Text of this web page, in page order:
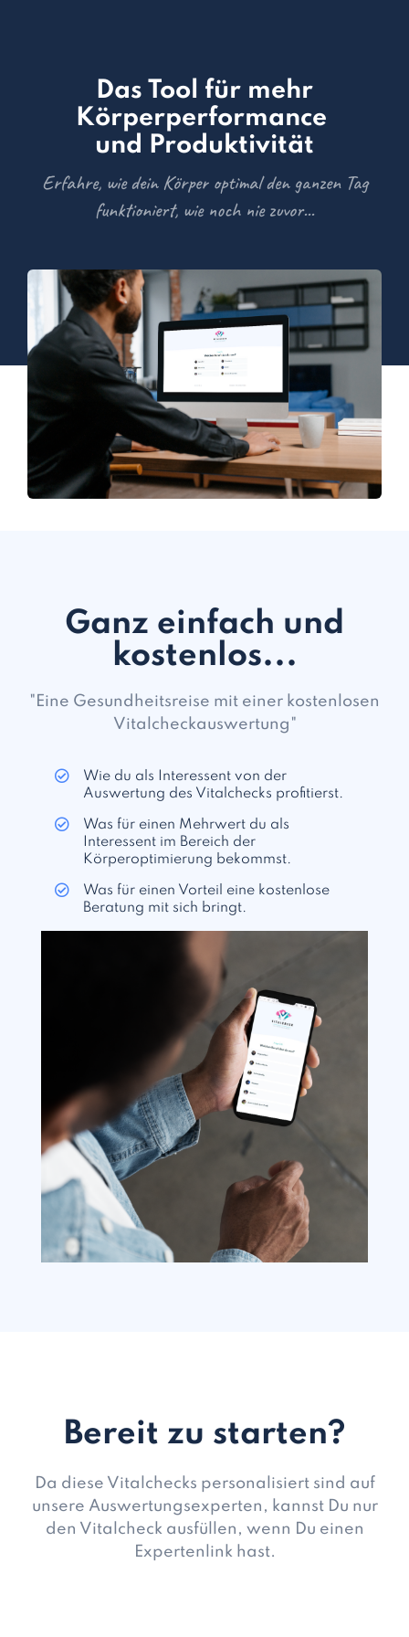
Das Tool für mehr
Körperperformance
und Produktivität
Erfahre, wie dein Körper optimal den ganzen Tag
funktioniert, wie noch nie zuvor...
Ganz einfach und
kostenlos...
"Eine Gesundheitsreise mit einer kostenlosen
Vitalcheckauswertung"
Wie du als Interessent von der
Auswertung des Vitalchecks profitierst.
Was für einen Mehrwert du als
Interessent im Bereich der
Körperoptimierung bekommst.
Was für einen Vorteil eine kostenlose
Beratung mit sich bringt.
Bereit zu starten?
Da diese Vitalchecks personalisiert sind auf
unsere Auswertungsexperten, kannst Du nur
den Vitalcheck ausfüllen, wenn Du einen
Expertenlink hast.